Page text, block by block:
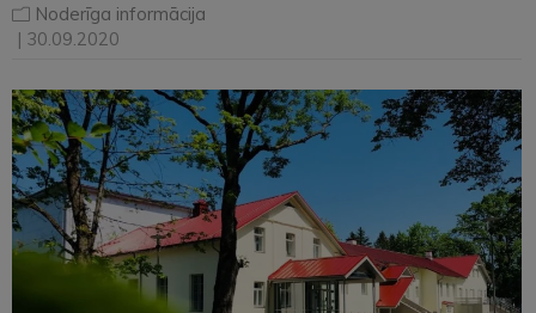
Noderīga informācija
| 30.09.2020